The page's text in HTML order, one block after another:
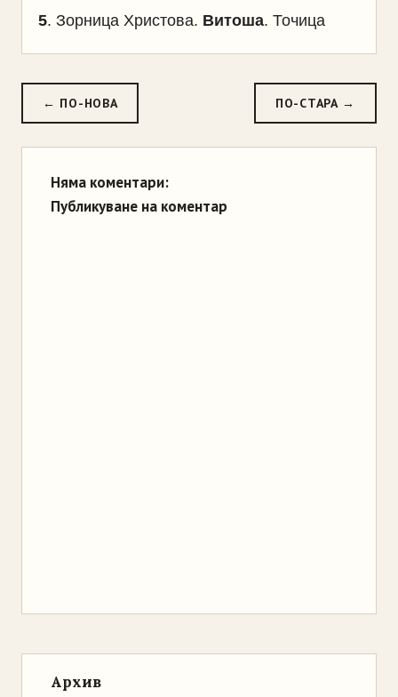
5. Зорница Христова. Витоша. Точица
← ПО-НОВА ПО-СТАРА →
Няма коментари:
Публикуване на коментар
Архив